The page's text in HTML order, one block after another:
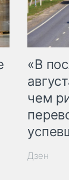
«В
чем
Дзен